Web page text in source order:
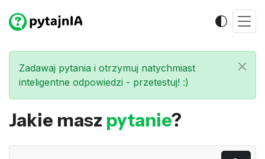
Zadawaj pytania i otrzymuj natychmiast
inteligentne odpowiedzi - przetestuj! :)
Jakie masz pytanie?